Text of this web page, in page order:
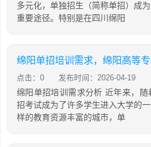
多元化，单独招生（简称单招）成
重要途径。特别是在四川绵阳
绵阳单招培训需求，绵阳高等
点击：0 发布时间：2026-04-19
绵阳单招培训需求分析 近年来，
招考试成为了许多学生进入大学的
样的教育资源丰富的城市，单